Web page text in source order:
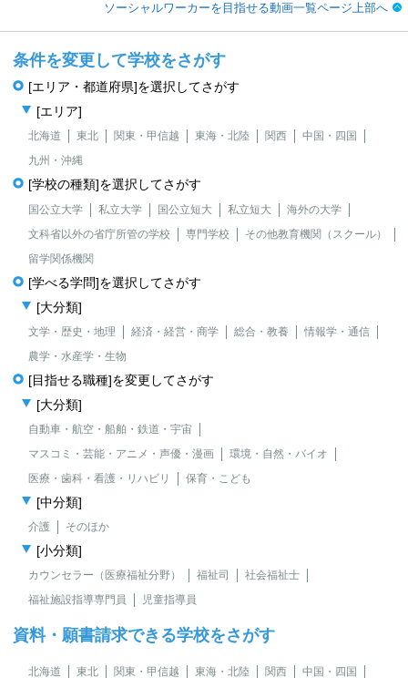
ソーシャルワーカーを目指せる動画一覧ページ上部へ
条件を変更して学校をさがす
[エリア・都道府県]を選択してさがす
[エリア]
北海道 東北 関東・甲信越 東海・北陸 関西
中国・四国
九州・沖縄
[学校の種類]を選択してさがす
国公立大学 私立大学 国公立短大 私立短大
海外の大学
文科省以外の省庁所管の学校
専門学校
その他教育機関（スクール）
留学関係機関
[学べる学問]を選択してさがす
[大分類]
文学・歴史・地理 経済・経営・商学 総合・教養
情報学・通信
農学・水産学・生物
[目指せる職種]を変更してさがす
[大分類]
自動車・航空・船舶・鉄道・宇宙
マスコミ・芸能・アニメ・声優・漫画
環境・自然・バイオ
医療・歯科・看護・リハビリ
保育・こども
[中分類]
介護 そのほか
[小分類]
カウンセラー（医療福祉分野） 福祉司
社会福祉士
福祉施設指導専門員
児童指導員
資料・願書請求できる学校をさがす
北海道 東北 関東・甲信越 東海・北陸 関西
中国・四国